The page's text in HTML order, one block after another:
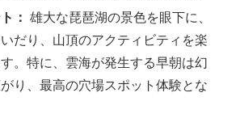
： 雄大な琵琶湖の景色を眼下に、
だり、山頂のアクティビティを楽
。特に、雲海が発生する早朝は幻
り、最高の穴場スポット体験とな